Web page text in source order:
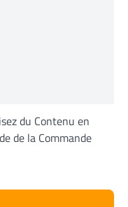
du Contenu en
de la Commande